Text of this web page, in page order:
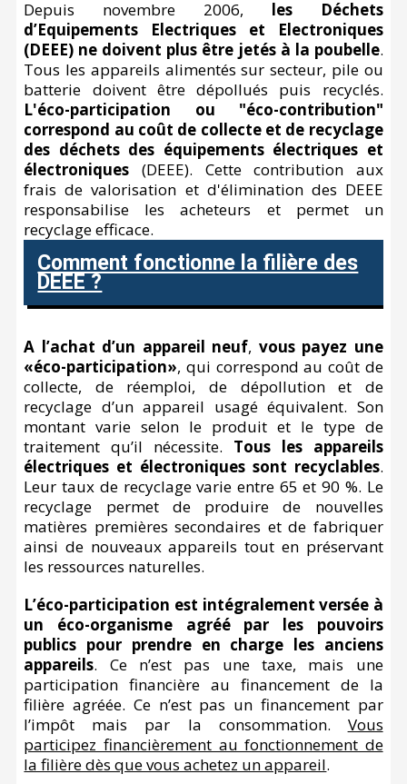
Accessoires pour montures
Têtes
Pièces détachées
Depuis novembre 2006, les Déchets
d’Equipements Electriques et Electroniques
(DEEE) ne doivent plus être jetés à la poubelle.
Tous les appareils alimentés sur secteur, pile ou
batterie doivent être dépollués puis recyclés.
L'éco-participation ou "éco-contribution"
correspond au coût de collecte et de recyclage
des déchets des équipements électriques et
électroniques (DEEE). Cette contribution aux
frais de valorisation et d'élimination des DEEE
responsabilise les acheteurs et permet un
recyclage efficace.
Comment fonctionne la filière des
DEEE ?
A l’achat d’un appareil neuf, vous payez une
«éco-participation», qui correspond au coût de
collecte, de réemploi, de dépollution et de
recyclage d’un appareil usagé équivalent. Son
montant varie selon le produit et le type de
traitement qu’il nécessite. Tous les appareils
électriques et électroniques sont recyclables.
Leur taux de recyclage varie entre 65 et 90 %. Le
recyclage permet de produire de nouvelles
matières premières secondaires et de fabriquer
ainsi de nouveaux appareils tout en préservant
les ressources naturelles.
L’éco-participation est intégralement versée à
un éco-organisme agréé par les pouvoirs
publics pour prendre en charge les anciens
appareils. Ce n’est pas une taxe, mais une
participation financière au financement de la
filière agréée. Ce n’est pas un financement par
l’impôt mais par la consommation. Vous
participez financièrement au fonctionnement de
la filière dès que vous achetez un appareil.